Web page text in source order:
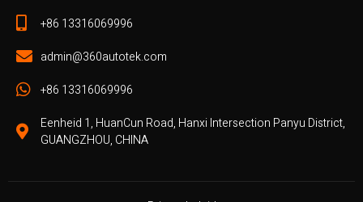
+86 13316069996
admin@360autotek.com
+86 13316069996
Eenheid 1, HuanCun Road, Hanxi Intersection Panyu District,
GUANGZHOU, CHINA